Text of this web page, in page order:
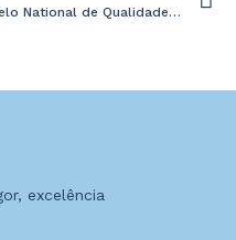
Selo National de Qualidade 2023
excelência